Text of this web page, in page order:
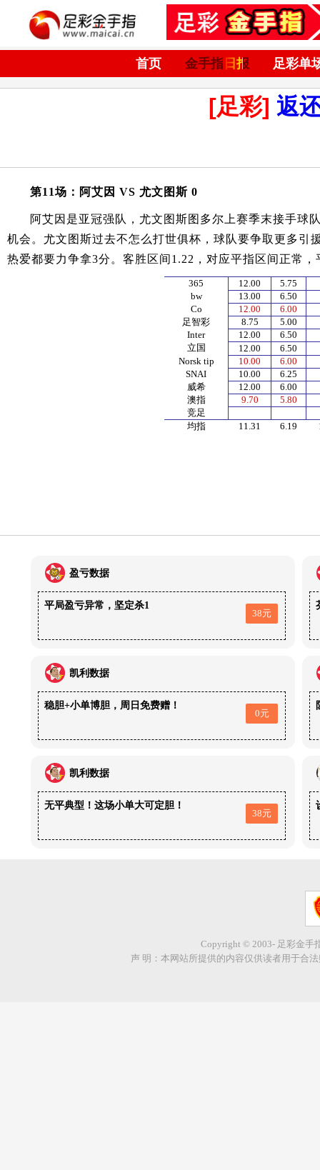
首页 金手指日报 足彩单
[足彩] 返
第11场：阿艾因 VS 尤文图斯 0
阿艾因是亚冠强队，尤文图斯图多尔上赛季末接手球
机会。尤文图斯过去不怎么打世俱杯，球队要争取更多
热爱都要力争拿3分。客胜区间1.22，对应平指区间正常，
365 12.00 5.75
bw
13.00 6.50
Co
12.00 6.00
足智彩
8.75 5.00
Inter
12.00 6.50
立国
12.00 6.50
Norsk tip
10.00 6.00
SNAI
10.00 6.25
威希
12.00 6.00
澳指
9.70 5.80
竞足
均指
11.31 6.19
盈亏数据
平局盈亏异常，坚定杀1
38元
凯利数据
稳胆+小单博胆，周日免费赠！
0元
凯利数据
无平典型！这场小单大可定胆！
38元
Copyright © 2003- 足彩金手
声 明：本网站所提供的内容仅供读者用于合